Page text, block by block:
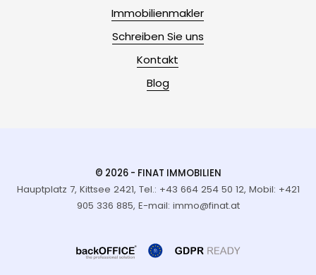
Immobilienmakler
Schreiben Sie uns
Kontakt
Blog
© 2026 - FINAT IMMOBILIEN
Hauptplatz 7, Kittsee 2421, Tel.: +43 664 254 50 12, Mobil: +421
905 336 885, E-mail: immo@finat.at